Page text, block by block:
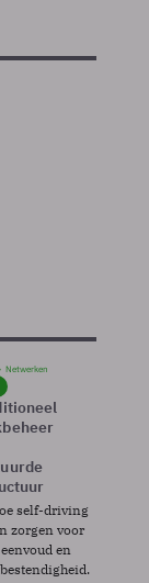
Netwerken
self-driving
zorgen voor
en